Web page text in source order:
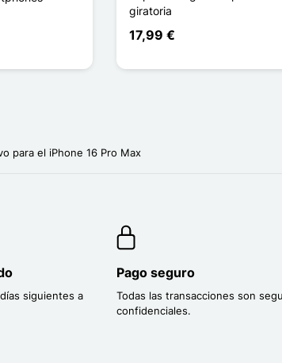
giratoria
17,99 €
para el iPhone 16 Pro Max
siguientes a
Pago seguro
Todas las transacciones son
confidenciales.